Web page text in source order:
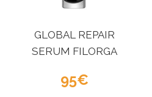
GLOBAL REPAIR
SERUM FILORGA
95